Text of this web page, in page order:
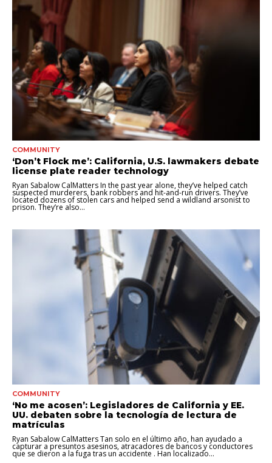
COMMUNITY
‘Don’t Flock me’: California, U.S. lawmakers debate
license plate reader technology
Ryan Sabalow CalMatters In the past year alone, they’ve helped catch
suspected murderers, bank robbers and hit-and-run drivers. They’ve
located dozens of stolen cars and helped send a wildland arsonist to
prison. They’re also...
COMMUNITY
‘No me acosen’: Legisladores de California y EE.
UU. debaten sobre la tecnología de lectura de
matrículas
Ryan Sabalow CalMatters Tan solo en el último año, han ayudado a
capturar a presuntos asesinos, atracadores de bancos y conductores
que se dieron a la fuga tras un accidente . Han localizado...